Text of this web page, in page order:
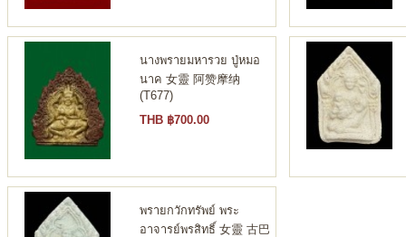
นางพรายมหารวย ปู่หมอ
นาค 女靈 阿赞摩纳
(T677)
THB ฿700.00
พรายกวักทรัพย์ พระ
อาจารย์พรสิทธิ์ 女靈 古巴